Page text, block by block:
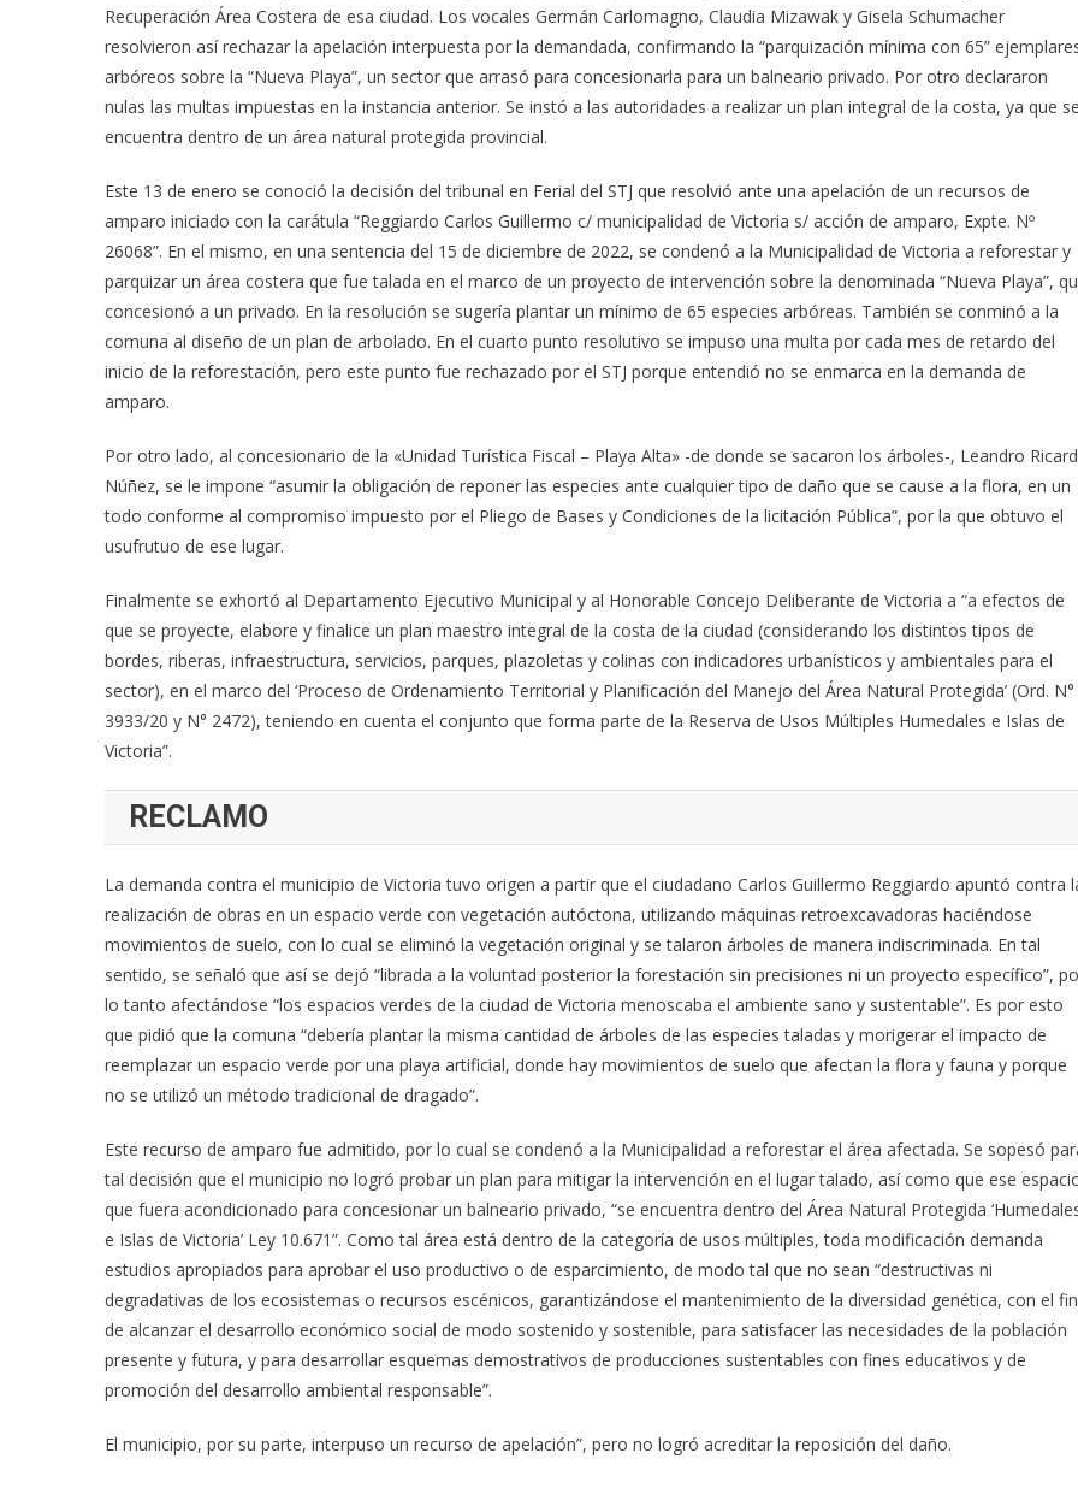
Recuperación Área Costera de esa ciudad. Los vocales Germán Carlomagno, Claudia Mizawak y Gisela Schumacher
resolvieron así rechazar la apelación interpuesta por la demandada, confirmando la “parquización mínima con 65”
arbóreos sobre la “Nueva Playa”, un sector que arrasó para concesionarla para un balneario privado. Por otro declararon
nulas las multas impuestas en la instancia anterior. Se instó a las autoridades a realizar un plan integral de la costa, ya que se
encuentra dentro de un área natural protegida provincial.
Este 13 de enero se conoció la decisión del tribunal en Ferial del STJ que resolvió ante una apelación de un recursos de
amparo iniciado con la carátula “Reggiardo Carlos Guillermo c/ municipalidad de Victoria s/ acción de amparo, Expte. Nº
26068”. En el mismo, en una sentencia del 15 de diciembre de 2022, se condenó a la Municipalidad de Victoria a reforestar y
parquizar un área costera que fue talada en el marco de un proyecto de intervención sobre la denominada “Nueva Playa”,
concesionó a un privado. En la resolución se sugería plantar un mínimo de 65 especies arbóreas. También se conminó a la
comuna al diseño de un plan de arbolado. En el cuarto punto resolutivo se impuso una multa por cada mes de retardo del
inicio de la reforestación, pero este punto fue rechazado por el STJ porque entendió no se enmarca en la demanda de
amparo.
Por otro lado, al concesionario de la «Unidad Turística Fiscal – Playa Alta» -de donde se sacaron los árboles-, Leandro
Núñez, se le impone “asumir la obligación de reponer las especies ante cualquier tipo de daño que se cause a la flora, en un
todo conforme al compromiso impuesto por el Pliego de Bases y Condiciones de la licitación Pública”, por la que obtuvo el
usufrutuo de ese lugar.
Finalmente se exhortó al Departamento Ejecutivo Municipal y al Honorable Concejo Deliberante de Victoria a “a efectos de
que se proyecte, elabore y finalice un plan maestro integral de la costa de la ciudad (considerando los distintos tipos de
bordes, riberas, infraestructura, servicios, parques, plazoletas y colinas con indicadores urbanísticos y ambientales para el
sector), en el marco del ‘Proceso de Ordenamiento Territorial y Planificación del Manejo del Área Natural Protegida’ (Ord. N°
3933/20 y N° 2472), teniendo en cuenta el conjunto que forma parte de la Reserva de Usos Múltiples Humedales e Islas de
Victoria”.
RECLAMO
La demanda contra el municipio de Victoria tuvo origen a partir que el ciudadano Carlos Guillermo Reggiardo apuntó contra
realización de obras en un espacio verde con vegetación autóctona, utilizando máquinas retroexcavadoras haciéndose
movimientos de suelo, con lo cual se eliminó la vegetación original y se talaron árboles de manera indiscriminada. En tal
sentido, se señaló que así se dejó “librada a la voluntad posterior la forestación sin precisiones ni un proyecto específico”,
lo tanto afectándose “los espacios verdes de la ciudad de Victoria menoscaba el ambiente sano y sustentable”. Es por esto
que pidió que la comuna “debería plantar la misma cantidad de árboles de las especies taladas y morigerar el impacto de
reemplazar un espacio verde por una playa artificial, donde hay movimientos de suelo que afectan la flora y fauna y porque
no se utilizó un método tradicional de dragado”.
Este recurso de amparo fue admitido, por lo cual se condenó a la Municipalidad a reforestar el área afectada. Se sopesó
tal decisión que el municipio no logró probar un plan para mitigar la intervención en el lugar talado, así como que ese
que fuera acondicionado para concesionar un balneario privado, “se encuentra dentro del Área Natural Protegida
e Islas de Victoria’ Ley 10.671”. Como tal área está dentro de la categoría de usos múltiples, toda modificación demanda
estudios apropiados para aprobar el uso productivo o de esparcimiento, de modo tal que no sean “destructivas ni
degradativas de los ecosistemas o recursos escénicos, garantizándose el mantenimiento de la diversidad genética, con el fin
de alcanzar el desarrollo económico social de modo sostenido y sostenible, para satisfacer las necesidades de la población
presente y futura, y para desarrollar esquemas demostrativos de producciones sustentables con fines educativos y de
promoción del desarrollo ambiental responsable”.
El municipio, por su parte, interpuso un recurso de apelación”, pero no logró acreditar la reposición del daño.